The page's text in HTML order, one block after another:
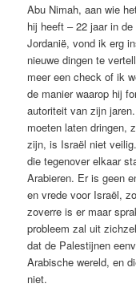
Abu Nimah, aan wie
hij heeft – 22 jaar in
Jordanië, vond ik erg
nieuwe dingen te
meer een check of ik
de manier waarop hij
autoriteit van zijn
moeten laten dringen,
zijn, is Israël niet
die tegenover elkaar
Arabieren. Er is geen
en vrede voor Israël,
zoverre is er maar
probleem zal uit
dat de Palestijnen
Arabische wereld, en
niet.